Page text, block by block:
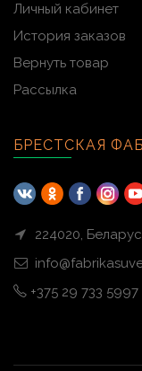
Личный кабинет
История заказов
Вернуть товар
Рассылка
БРЕСТСКАЯ
224020,
+375 29 733